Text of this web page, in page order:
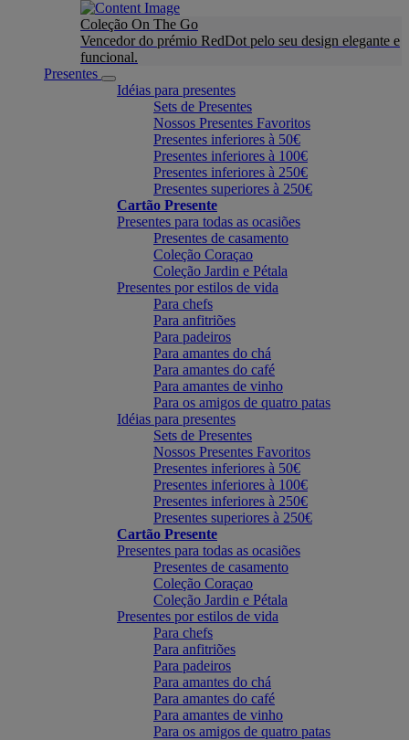
Coleção On The Go
Vencedor do prémio RedDot pelo seu design elegante e
funcional.
Presentes
Idéias para presentes
Sets de Presentes
Nossos Presentes Favoritos
Presentes inferiores à 50€
Presentes inferiores à 100€
Presentes inferiores à 250€
Presentes superiores à 250€
Cartão Presente
Presentes para todas as ocasiões
Presentes de casamento
Coleção Coraçao
Coleção Jardin e Pétala
Presentes por estilos de vida
Para chefs
Para anfitriões
Para padeiros
Para amantes do chá
Para amantes do café
Para amantes de vinho
Para os amigos de quatro patas
Idéias para presentes
Sets de Presentes
Nossos Presentes Favoritos
Presentes inferiores à 50€
Presentes inferiores à 100€
Presentes inferiores à 250€
Presentes superiores à 250€
Cartão Presente
Presentes para todas as ocasiões
Presentes de casamento
Coleção Coraçao
Coleção Jardin e Pétala
Presentes por estilos de vida
Para chefs
Para anfitriões
Para padeiros
Para amantes do chá
Para amantes do café
Para amantes de vinho
Para os amigos de quatro patas